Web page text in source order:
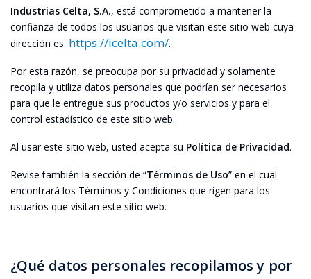
Industrias Celta, S.A., está comprometido a mantener la
confianza de todos los usuarios que visitan este sitio web cuya
dirección es: https://icelta.com/.
Por esta razón, se preocupa por su privacidad y solamente
recopila y utiliza datos personales que podrían ser necesarios
para que le entregue sus productos y/o servicios y para el
control estadístico de este sitio web.
Al usar este sitio web, usted acepta su Política de Privacidad.
Revise también la sección de “Términos de Uso” en el cual
encontrará los Términos y Condiciones que rigen para los
usuarios que visitan este sitio web.
¿Qué datos personales recopilamos y por